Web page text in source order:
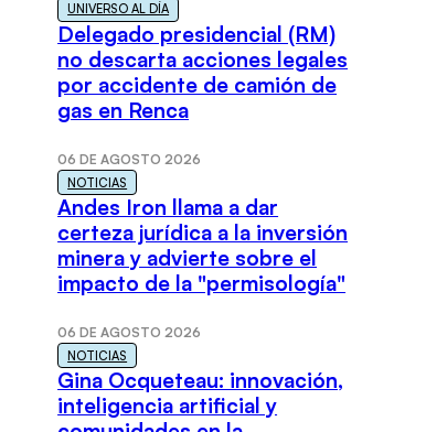
UNIVERSO AL DÍA
Delegado presidencial (RM)
no descarta acciones legales
por accidente de camión de
gas en Renca
06 DE AGOSTO 2026
NOTICIAS
Andes Iron llama a dar
certeza jurídica a la inversión
minera y advierte sobre el
impacto de la "permisología"
06 DE AGOSTO 2026
NOTICIAS
Gina Ocqueteau: innovación,
inteligencia artificial y